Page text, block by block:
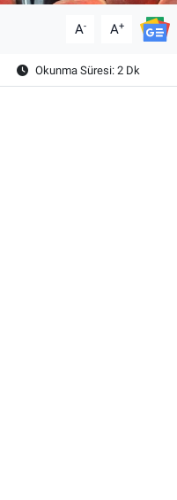
A- A+
Okunma Süresi: 2 Dk